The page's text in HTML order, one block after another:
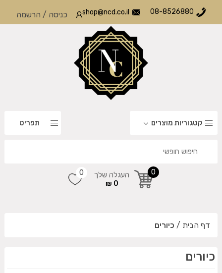
08-8526880
shop@ncd.co.il כניסה / הרשמה
קטגוריות מוצרים תפריט
0 העגלה שלך
0 ₪
0
דף הבית / כיורים
כיורים